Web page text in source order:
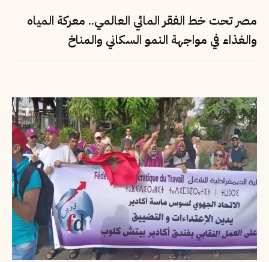
مصر تحت خط الفقر المائي العالمي.. معركة المياه
والغذاء في مواجهة النمو السكاني والمناخ